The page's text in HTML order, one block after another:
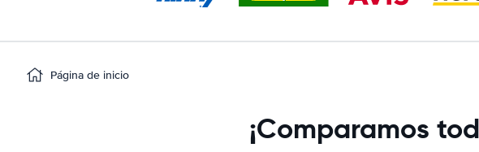
Página de inicio
¡Comparamos